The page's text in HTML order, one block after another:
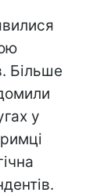
Більше
у